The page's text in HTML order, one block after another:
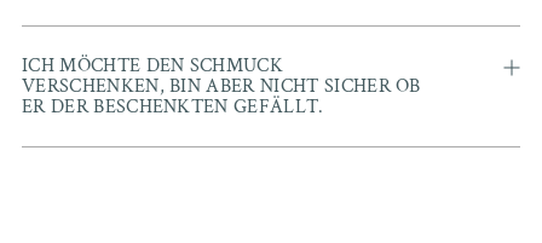
ICH MÖCHTE DEN SCHMUCK
VERSCHENKEN, BIN ABER NICHT SICHER OB
ER DER BESCHENKTEN GEFÄLLT.